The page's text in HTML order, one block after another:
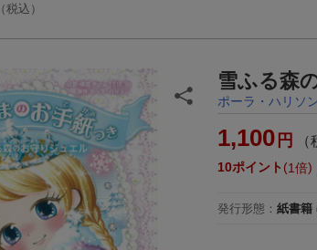
（税込）
雪ふる森
ポーラ・ハリソ
1,100 円
10ポイント 1倍
発行形態 ： 紙書籍